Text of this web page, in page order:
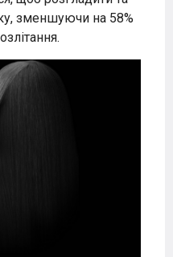
зменшуючи на 58%